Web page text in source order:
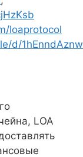
loaprotocol
d/
LOA